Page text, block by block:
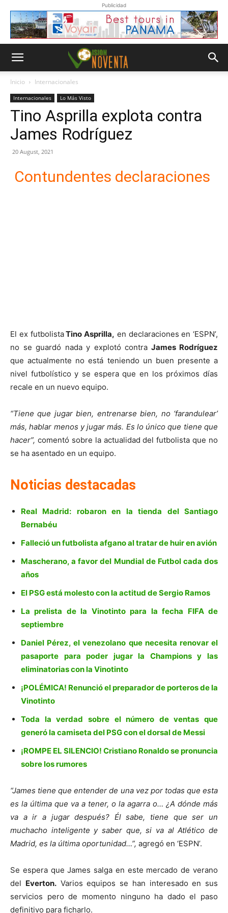
Publicidad
Inicio Internacionales
Internacionales Lo Más Visto
Tino Asprilla explota contra
James Rodríguez
20 August, 2021
Contundentes declaraciones
El ex futbolistaTino Asprilla, en declaraciones en ‘ESPN’,
no se guardó nada y explotó contra James Rodríguez
que actualmente no está teniendo un buen presente a
nivel futbolístico y se espera que en los próximos días
recale en un nuevo equipo.
“Tiene que jugar bien, entrenarse bien, no ‘farandulear’
más, hablar menos y jugar más. Es lo único que tiene que
hacer”, comentó sobre la actualidad del futbolista que no
se ha asentado en un equipo.
Noticias destacadas
Real Madrid: robaron en la tienda del Santiago
Bernabéu
Falleció un futbolista afgano al tratar de huir en avión
Mascherano, a favor del Mundial de Futbol cada dos
años
El PSG está molesto con la actitud de Sergio Ramos
La prelista de la Vinotinto para la fecha FIFA de
septiembre
Daniel Pérez, el venezolano que necesita renovar el
pasaporte para poder jugar la Champions y las
eliminatorias con la Vinotinto
¡POLÉMICA! Renunció el preparador de porteros de la
Vinotinto
Toda la verdad sobre el número de ventas que
generó la camiseta del PSG con el dorsal de Messi
¡ROMPE EL SILENCIO! Cristiano Ronaldo se pronuncia
sobre los rumores
“James tiene que entender de una vez por todas que esta
es la última que va a tener, o la agarra o… ¿A dónde más
va a ir a jugar después? Él sabe, tiene que ser un
muchacho inteligente y saber que, si va al Atlético de
Madrid, es la última oportunidad…”, agregó en ‘ESPN’.
Se espera que James salga en este mercado de verano
del Everton.Varios equipos se han interesado en sus
servicios pero de momento ninguno ha dado el paso
definitivo para ficharlo.